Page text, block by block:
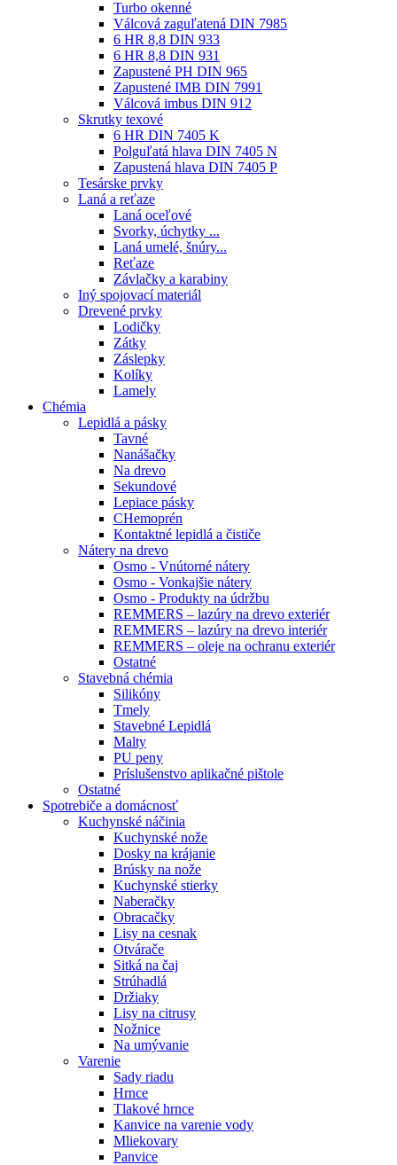
Turbo okenné
Válcová zaguľatená DIN 7985
6 HR 8,8 DIN 933
6 HR 8,8 DIN 931
Zapustené PH DIN 965
Zapustené IMB DIN 7991
Válcová imbus DIN 912
Skrutky texové
6 HR DIN 7405 K
Polguľatá hlava DIN 7405 N
Zapustená hlava DIN 7405 P
Tesárske prvky
Laná a reťaze
Laná oceľové
Svorky, úchytky ...
Laná umelé, šnúry...
Reťaze
Závlačky a karabiny
Iný spojovací materiál
Drevené prvky
Lodičky
Zátky
Záslepky
Kolíky
Lamely
Chémia
Lepidlá a pásky
Tavné
Nanášačky
Na drevo
Sekundové
Lepiace pásky
CHemoprén
Kontaktné lepidlá a čističe
Nátery na drevo
Osmo - Vnútorné nátery
Osmo - Vonkajšie nátery
Osmo - Produkty na údržbu
REMMERS – lazúry na drevo exteriér
REMMERS – lazúry na drevo interiér
REMMERS – oleje na ochranu exteriér
Ostatné
Stavebná chémia
Silikóny
Tmely
Stavebné Lepidlá
Malty
PU peny
Príslušenstvo aplikačné pištole
Ostatné
Spotrebiče a domácnosť
Kuchynské náčinia
Kuchynské nože
Dosky na krájanie
Brúsky na nože
Kuchynské stierky
Naberačky
Obracačky
Lisy na cesnak
Otvárače
Sitká na čaj
Strúhadlá
Držiaky
Lisy na citrusy
Nožnice
Na umývanie
Varenie
Sady riadu
Hrnce
Tlakové hrnce
Kanvice na varenie vody
Mliekovary
Panvice